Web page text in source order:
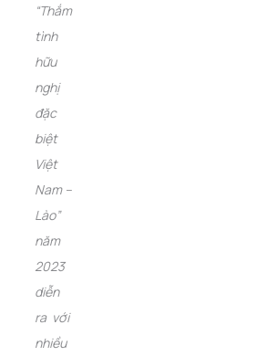
“Thắm
tình
hữu
nghị
đặc
biệt
Việt
Nam –
Lào”
năm
2023
diễn
ra với
nhiều